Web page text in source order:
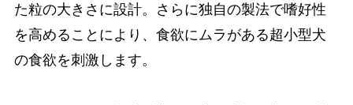
た粒の大きさに設計。さらに独自の製法で嗜好性
を高めることにより、食欲にムラがある超小型犬
の食欲を刺激します。